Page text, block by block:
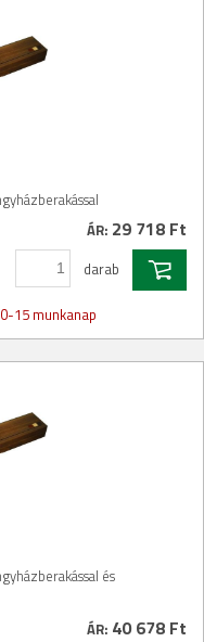
ÁR: 29 718 Ft
darab
15 munkanap
és
ÁR: 40 678 Ft